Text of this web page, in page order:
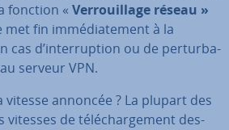
fonction « Ver­rouil­lage réseau »
met fin im­mé­dia­te­ment à la
cas d’in­ter­rup­tion ou de per­tur­ba­
serveur VPN.
vitesse annoncée ? La plupart des
vitesses de té­lé­char­ge­ment des­